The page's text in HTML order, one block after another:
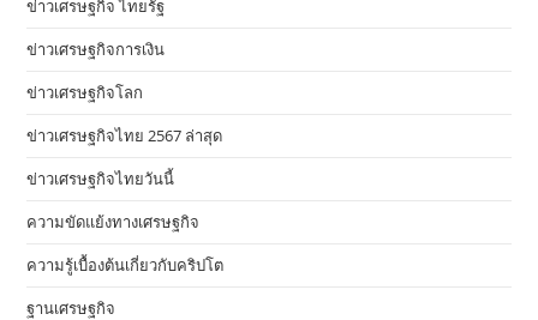
ข่าวเศรษฐกิจ ไทยรัฐ
ข่าวเศรษฐกิจการเงิน
ข่าวเศรษฐกิจโลก
ข่าวเศรษฐกิจไทย 2567 ล่าสุด
ข่าวเศรษฐกิจไทยวันนี้
ความขัดแย้งทางเศรษฐกิจ
ความรู้เบื้องต้นเกี่ยวกับคริปโต
ฐานเศรษฐกิจ